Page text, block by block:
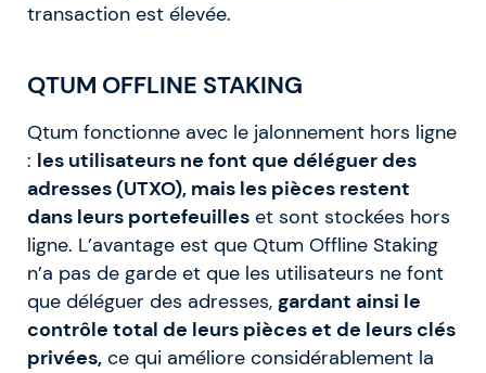
transaction est élevée.
QTUM OFFLINE STAKING
Qtum fonctionne avec le jalonnement hors ligne
: les utilisateurs ne font que déléguer des
adresses (UTXO), mais les pièces restent
dans leurs portefeuilles et sont stockées hors
ligne. L’avantage est que Qtum Offline Staking
n’a pas de garde et que les utilisateurs ne font
que déléguer des adresses, gardant ainsi le
contrôle total de leurs pièces et de leurs clés
privées, ce qui améliore considérablement la